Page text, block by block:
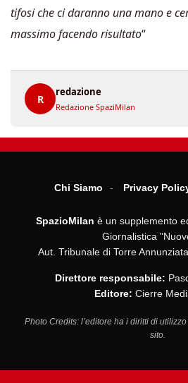
tifosi che ci daranno una mano e
massimo facendo risultato“
R
redazione
Redazione SpaziMilan
Chi Siamo Privacy
SpazioMilan è un supplemento
Giornalistica
Aut. Tribunale di Torre
Direttore responsabile:
Editore: Cierre
Photo Credits: l’editore ha i diritti di
sito.